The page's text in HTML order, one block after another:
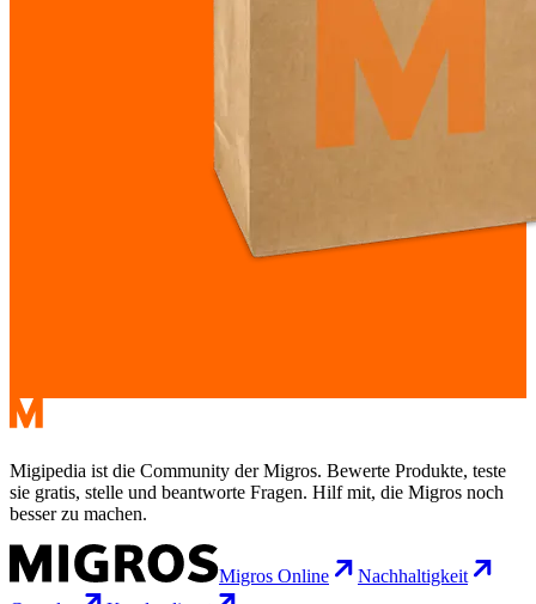
Migipedia ist die Community der Migros. Bewerte Produkte, teste
sie gratis, stelle und beantworte Fragen. Hilf mit, die Migros noch
besser zu machen.
Migros Online
Nachhaltigkeit